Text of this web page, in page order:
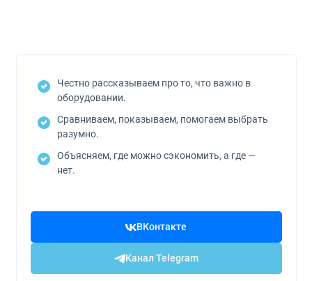
Честно рассказываем про то, что важно в
оборудовании.
Сравниваем, показываем, помогаем выбрать
разумно.
Объясняем, где можно сэкономить, а где —
нет.
ВКонтакте
Канал Telegram